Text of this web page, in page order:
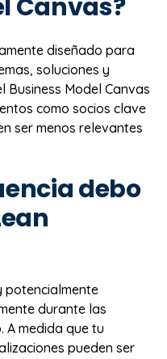
Canvas?
diseñado para
soluciones y
Business Model Canvas
como socios clave
ser menos relevantes
debo
potencialmente
durante las
A medida que tu
pueden ser